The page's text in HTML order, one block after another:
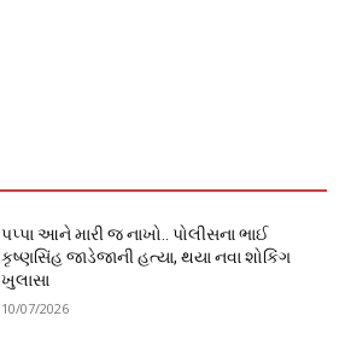
પપ્પા આને મારી જ નાખો.. પોલીસના ભાઈ
કૃષ્ણસિંહ જાડેજાની હત્યા, થયા નવા શોકિંગ
ખુલાસા
10/07/2026